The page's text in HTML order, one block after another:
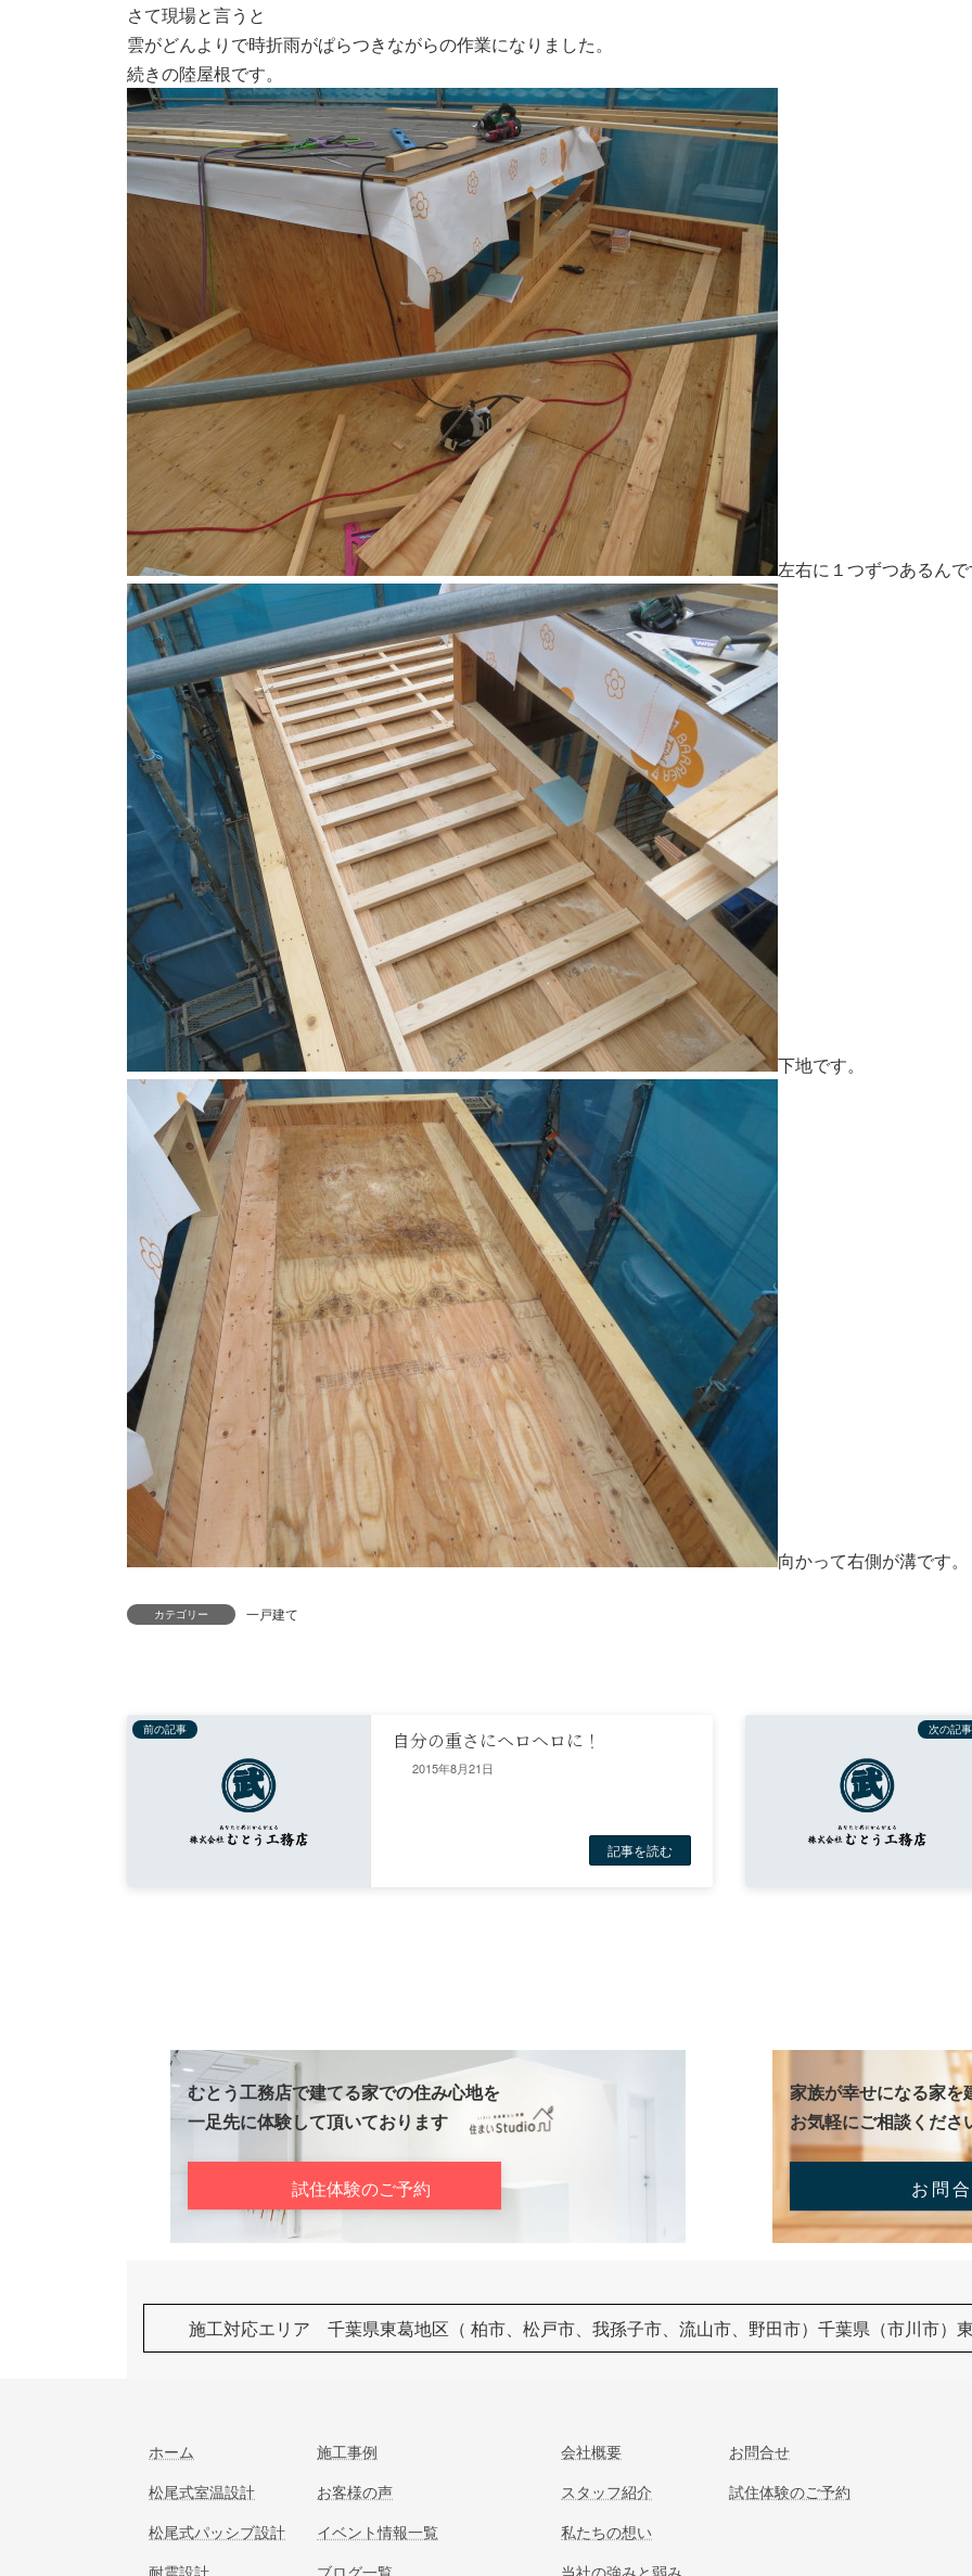
さて現場と言うと
雲がどんよりで時折雨がぱらつきながらの作業になりました。
続きの陸屋根です。
左右に１つずつあるん
下地です。
向かって右側が溝です。
カテゴリー 一戸建て
前の記事 自分の重さにヘロヘロに！
2015年8月21日
記事を読む
次の記事
むとう工務店で建てる家での住み心地を
一足先に体験して頂いております
試住体験のご予約
家族が幸せになる家を
お気軽にご相談くださ
お問
施工対応エリア 千葉県東葛地区（ 柏市、松戸市、我孫子市、流山市、野田市）千葉県（市川市）
ホーム
松尾式室温設計
松尾式パッシブ設計
耐震設計
施工事例
お客様の声
イベント情報一覧
ブログ一覧
会社概要
スタッフ紹介
私たちの想い
当社の強みと弱み
お問合せ
試住体験のご予約